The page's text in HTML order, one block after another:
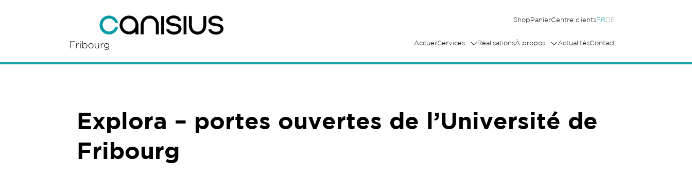
ShopPanierCentre clientsFRDE
AccueilServices RéalisationsÀ propos ActualitésContact
Explora – portes ouvertes de l’Université de
Fribourg